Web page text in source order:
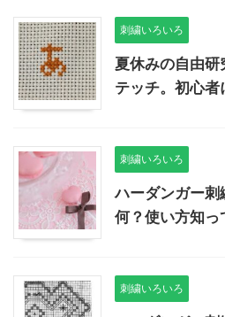
刺繍いろいろ
夏休みの自由研
テッチ。初心者
刺繍いろいろ
ハーダンガー刺
何？使い方知っ
刺繍いろいろ